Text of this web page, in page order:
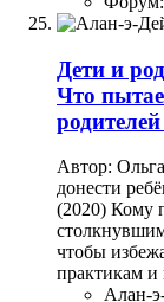
Дети и
Что
Автор:
донести
(2020) Кому
чтобы
практикам и
Алан-